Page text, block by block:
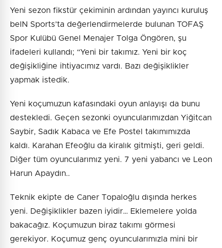
Yeni sezon fikstür çekiminin ardından yayıncı kuruluş
beIN Sports’ta değerlendirmelerde bulunan TOFAŞ
Spor Kulübü Genel Menajer Tolga Öngören, şu
ifadeleri kullandı; “Yeni bir takımız. Yeni bir koç
değişikliğine ihtiyacımız vardı. Bazı değişiklikler
yapmak istedik.
Yeni koçumuzun kafasındaki oyun anlayışı da bunu
destekledi. Geçen sezonki oyuncularımızdan Yiğitcan
Saybir, Sadık Kabaca ve Efe Postel takımımızda
kaldı. Karahan Efeoğlu da kiralık gitmişti, geri geldi.
Diğer tüm oyuncularımız yeni. 7 yeni yabancı ve Leon
Harun Apaydın..
Teknik ekipte de Caner Topaloğlu dışında herkes
yeni. Değişiklikler bazen iyidir… Eklemelere yolda
bakacağız. Koçumuzun biraz takımı görmesi
gerekiyor. Koçumuz genç oyuncularımızla mini bir